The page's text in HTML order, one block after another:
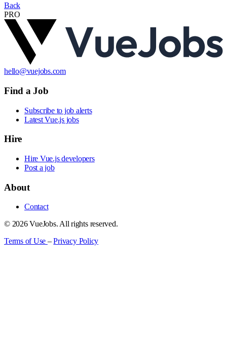
Back
PRO
hello@vuejobs.com
Find a Job
Subscribe to job alerts
Latest Vue.js jobs
Hire
Hire Vue.js developers
Post a job
About
Contact
© 2026 VueJobs. All rights reserved.
Terms of Use –Privacy Policy